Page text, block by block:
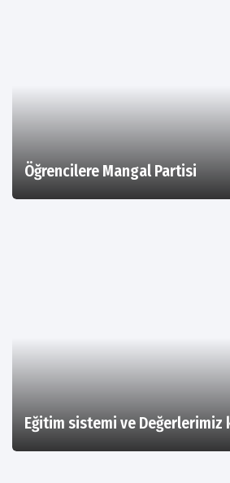
Öğrencilere Mangal Partisi
Eğitim sistemi ve Değerlerimiz